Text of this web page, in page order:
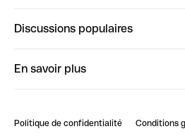
ClubQonto
Discussions populaires
En savoir plus
Blog
Politique de confidentialité Conditions